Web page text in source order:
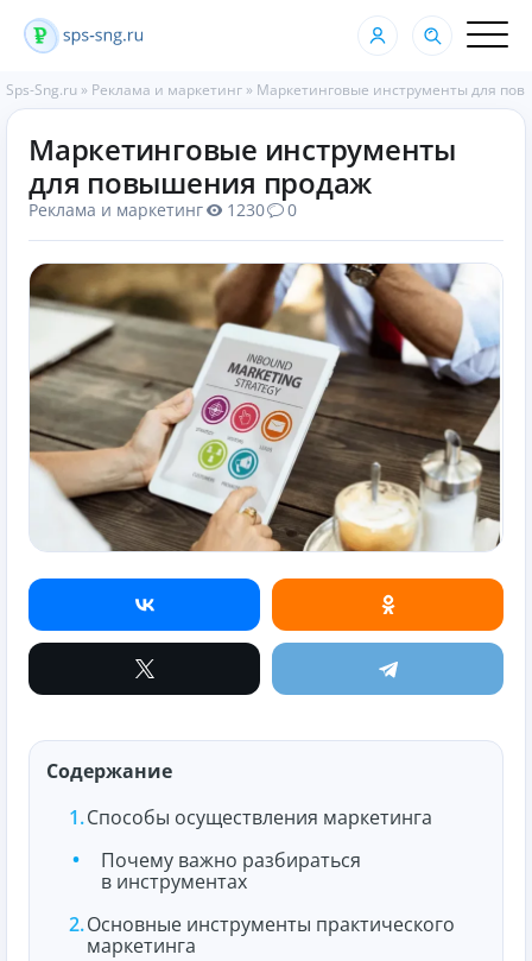
Sps-Sng.ru » Реклама и маркетинг » Маркетинговые инструменты для
Маркетинговые инструменты
для повышения продаж
Реклама и маркетинг 1230 0
Содержание
Способы осуществления маркетинга
Почему важно разбираться
в инструментах
Основные инструменты практического
маркетинга